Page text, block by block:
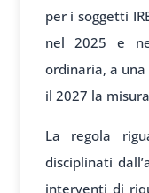
per i soggetti
nel 2025 e
ordinaria, a
il 2027 la
La regola
disciplinati
interventi di